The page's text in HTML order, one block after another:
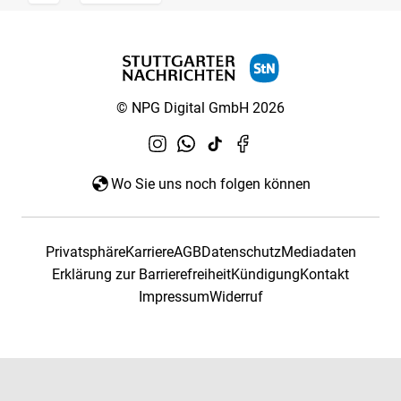
© NPG Digital GmbH 2026
Wo Sie uns noch folgen können
PrivatsphäreKarriereAGBDatenschutzMediadaten
Erklärung zur BarrierefreiheitKündigungKontakt
ImpressumWiderruf